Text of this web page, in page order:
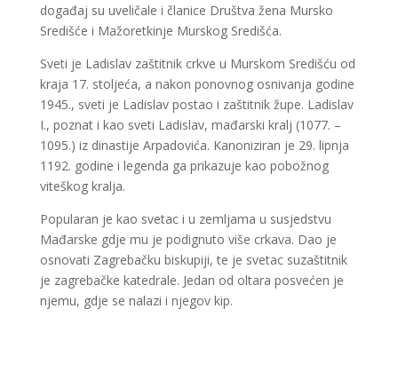
događaj su uveličale i članice Društva žena Mursko
Središće i Mažoretkinje Murskog Središća.
Sveti je Ladislav zaštitnik crkve u Murskom Središću od
kraja 17. stoljeća, a nakon ponovnog osnivanja godine
1945., sveti je Ladislav postao i zaštitnik župe. Ladislav
I., poznat i kao sveti Ladislav, mađarski kralj (1077. –
1095.) iz dinastije Arpadovića. Kanoniziran je 29. lipnja
1192. godine i legenda ga prikazuje kao pobožnog
viteškog kralja.
Popularan je kao svetac i u zemljama u susjedstvu
Mađarske gdje mu je podignuto više crkava. Dao je
osnovati Zagrebačku biskupiji, te je svetac suzaštitnik
je zagrebačke katedrale. Jedan od oltara posvećen je
njemu, gdje se nalazi i njegov kip.